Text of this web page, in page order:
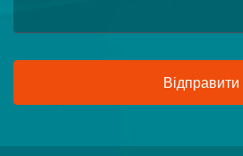
Відправити